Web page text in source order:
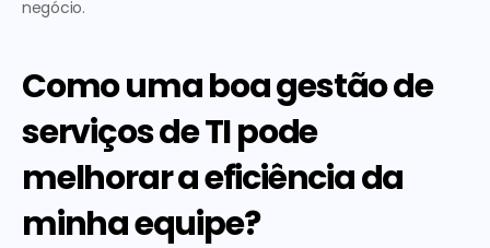
negócio.
Como uma boa gestão de
serviços de TI pode
melhorar a eficiência da
minha equipe?